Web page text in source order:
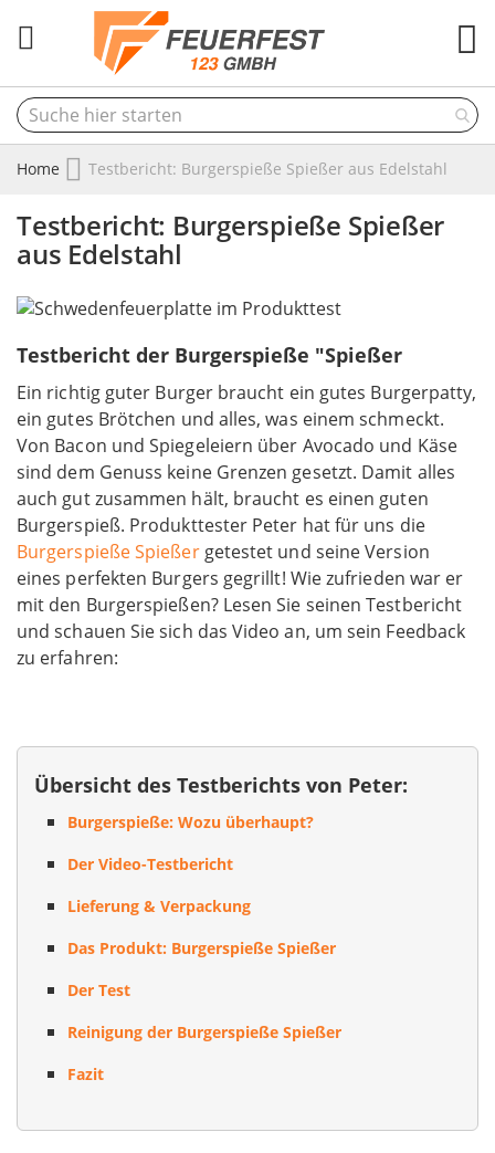
Home Testbericht: Burgerspieße Spießer aus Edelstahl
Testbericht: Burgerspieße Spießer
aus Edelstahl
Testbericht der Burgerspieße "Spießer
Ein richtig guter Burger braucht ein gutes Burgerpatty,
ein gutes Brötchen und alles, was einem schmeckt.
Von Bacon und Spiegeleiern über Avocado und Käse
sind dem Genuss keine Grenzen gesetzt. Damit alles
auch gut zusammen hält, braucht es einen guten
Burgerspieß. Produkttester Peter hat für uns die
Burgerspieße Spießergetestet und seine Version
eines perfekten Burgers gegrillt! Wie zufrieden war er
mit den Burgerspießen? Lesen Sie seinen Testbericht
und schauen Sie sich das Video an, um sein Feedback
zu erfahren:
Übersicht des Testberichts von Peter:
Burgerspieße: Wozu überhaupt?
Der Video-Testbericht
Lieferung & Verpackung
Das Produkt: Burgerspieße Spießer
Der Test
Reinigung der Burgerspieße Spießer
Fazit